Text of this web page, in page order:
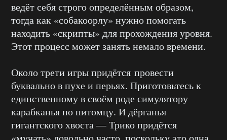
ведёт себя строго определённым образом,
тогда как «собакоорлу» нужно помогать
находить «скрипты» для прохождения уровня.
Этот процесс может занять немало времени.
Около трети игры придётся провести
буквально в пухе и перьях. Приготовьтесь к
единственному в своём роде симулятору
карабканья по питомцу. И дёрганья
гигантского хвоста — Трико придётся